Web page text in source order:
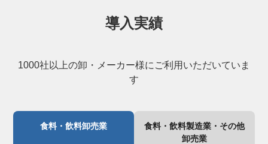
導入実績
1000社以上の卸・メーカー様にご利用いただいていま
す
食料・飲料卸売業
食料・飲料製造業・その他
卸売業